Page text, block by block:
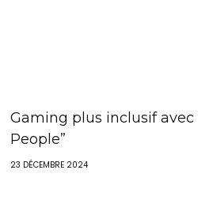
Gaming plus inclusif avec
People”
23 DÉCEMBRE 2024